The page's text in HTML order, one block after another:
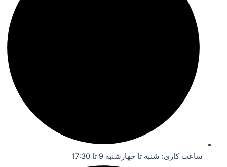
ساعت کاری: شنبه تا چهارشنبه 9 تا 17:30